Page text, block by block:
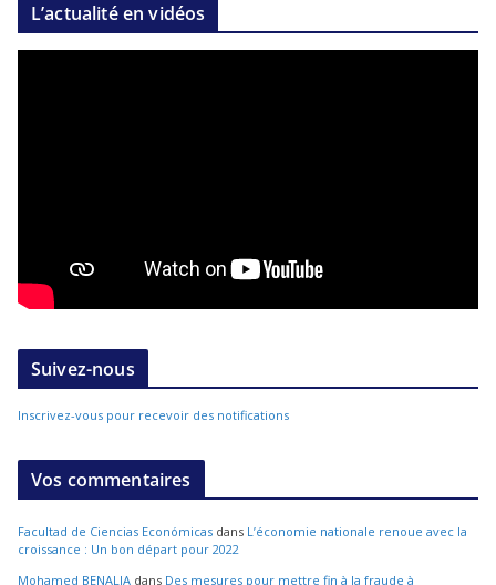
L’actualité en vidéos
Suivez-nous
Inscrivez-vous pour recevoir des notifications
Vos commentaires
Facultad de Ciencias Económicas dans L’économie nationale renoue avec la
croissance : Un bon départ pour 2022
Mohamed BENALIA dans Des mesures pour mettre fin à la fraude à